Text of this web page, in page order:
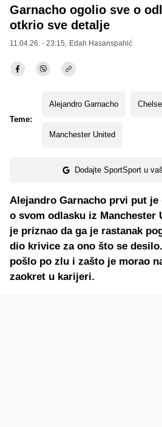
Garnacho ogolio sve o
otkrio sve detalje
11.04.26. - 23:15, Edah Hasanspahić
Teme:
Alejandro Garnacho
Manchester United
Dodajte SportSport u
Alejandro Garnacho prvi put
o svom odlasku iz Manchester
je priznao da ga je rastanak
dio krivice za ono što se
pošlo po zlu i zašto je morao
zaokret u karijeri.